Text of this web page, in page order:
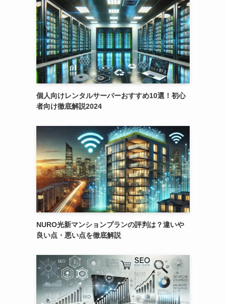
個人向けレンタルサーバーおすすめ10選！初心
者向け徹底解説2024
NURO光新マンションプランの評判は？違いや
良い点・悪い点を徹底解説